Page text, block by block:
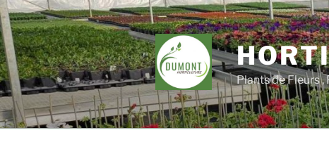
Aller
au
contenu
principal
Plants de Fleurs